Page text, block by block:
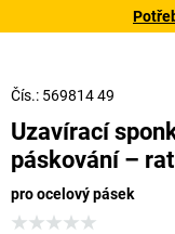
Čís.: 569814 49
Uzavírací
páskování –
pro ocelový pásek